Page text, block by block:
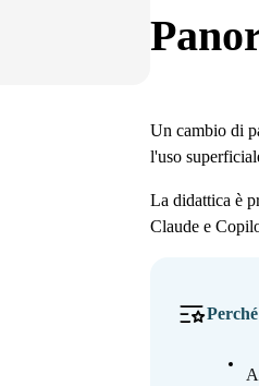
Un cambio di
l'uso
La didattica è
Claude e